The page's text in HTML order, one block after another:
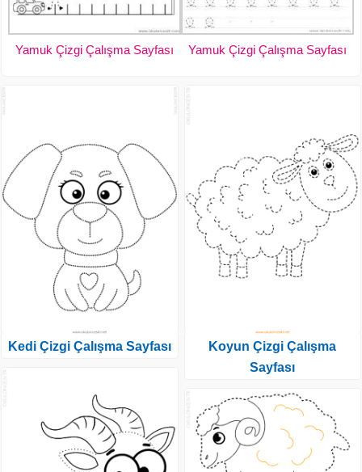
Yamuk Çizgi Çalışma Sayfası Yamuk Çizgi Çalışma Sayfası
Kedi Çizgi Çalışma Sayfası
Koyun Çizgi Çalışma
Sayfası